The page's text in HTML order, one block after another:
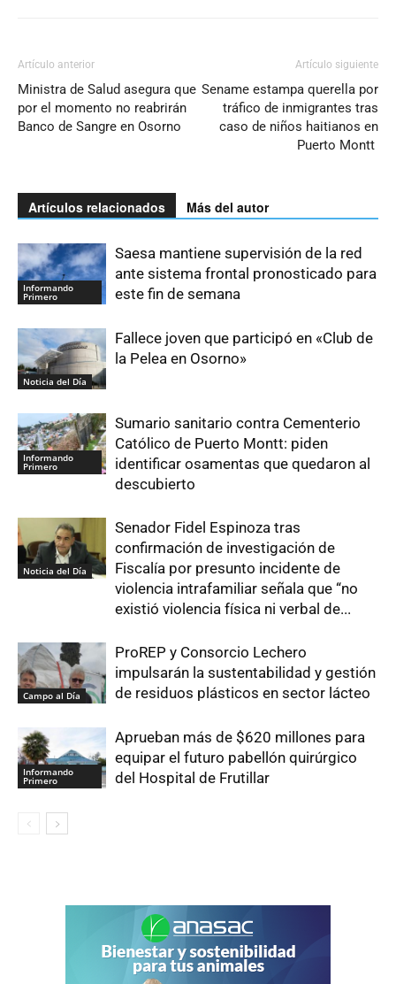
Artículo anterior
Ministra de Salud asegura que
por el momento no reabrirán
Banco de Sangre en Osorno
Artículo siguiente
Sename estampa querella por
tráfico de inmigrantes tras
caso de niños haitianos en
Puerto Montt
Artículos relacionados Más del autor
Informando
Primero
Saesa mantiene supervisión de la red
ante sistema frontal pronosticado para
este fin de semana
Noticia del Día
Fallece joven que participó en «Club de
la Pelea en Osorno»
Informando
Primero
Sumario sanitario contra Cementerio
Católico de Puerto Montt: piden
identificar osamentas que quedaron al
descubierto
Noticia del Día
Senador Fidel Espinoza tras
confirmación de investigación de
Fiscalía por presunto incidente de
violencia intrafamiliar señala que “no
existió violencia física ni verbal de...
Campo al Día
ProREP y Consorcio Lechero
impulsarán la sustentabilidad y gestión
de residuos plásticos en sector lácteo
Informando
Primero
Aprueban más de $620 millones para
equipar el futuro pabellón quirúrgico
del Hospital de Frutillar